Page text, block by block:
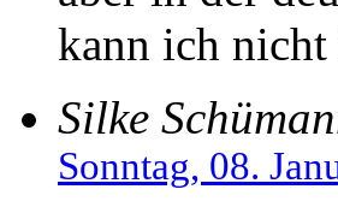
kann ich
Silke
Sonntag, 08.